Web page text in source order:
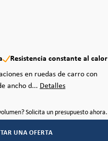
Resistencia constante al calor
en ruedas de carro con
ancho d... Detalles
Solicita un presupuesto ahora.
UNA OFERTA